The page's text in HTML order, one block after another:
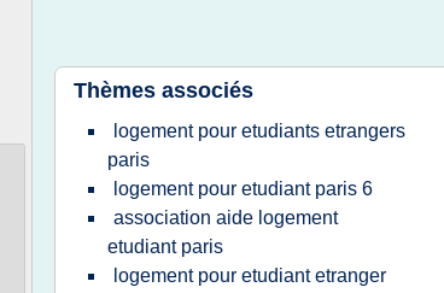
Thèmes associés
logement pour etudiants etrangers
paris
logement pour etudiant paris 6
association aide logement
etudiant paris
logement pour etudiant etranger